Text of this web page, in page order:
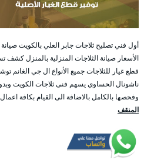
أول فني تصليح ثلاجات جابر العلي بالكويت
الأسعار صيانة الثلاجات المنزلية بالمنزل كشف
قطع غيار للثلاجات جميع الأنواع ال جي الغانم
ناشونال الحساوي يسهم فنى ثلاجات الكويت
وفحصها بالكامل بالاضافة الى القيام بكافة
المنقف